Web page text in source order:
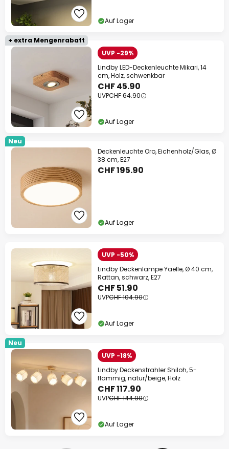
Auf Lager
+ extra Mengenrabatt
UVP -29%
Lindby LED-Deckenleuchte Mikari, 14
cm, Holz, schwenkbar
CHF 45.90
UVPCHF 64.90
Auf Lager
Neu
Deckenleuchte Oro, Eichenholz/Glas, Ø
38 cm, E27
CHF 195.90
Auf Lager
UVP -50%
Lindby Deckenlampe Yaelle, Ø 40 cm,
Rattan, schwarz, E27
CHF 51.90
UVPCHF 104.90
Auf Lager
Neu
UVP -18%
Lindby Deckenstrahler Shiloh, 5-
flammig, natur/beige, Holz
CHF 117.90
UVPCHF 144.90
Auf Lager